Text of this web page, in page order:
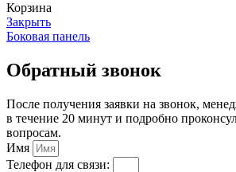
Корзина
Закрыть
Боковая панель
Обратный звонок
После получения заявки на звонок,
в течение 20 минут и подробно
вопросам.
Имя
Телефон для связи: